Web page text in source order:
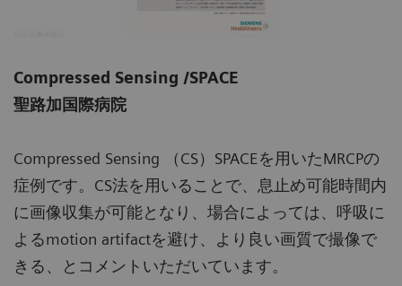
Compressed Sensing /SPACE
聖路加国際病院
Compressed Sensing （CS）SPACEを用いたMRCPの
症例です。CS法を用いることで、息止め可能時間内
に画像収集が可能となり、場合によっては、呼吸に
よるmotion artifactを避け、より良い画質で撮像で
きる、とコメントいただいています。